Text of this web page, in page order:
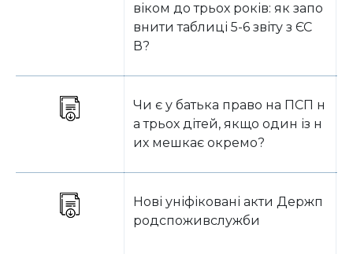
віком до трьох років: як запо
внити таблиці 5-6 звіту з ЄС
В?
Чи є у батька право на ПСП н
а трьох дітей, якщо один із н
их мешкає окремо?
Нові уніфіковані акти Держп
родспоживслужби